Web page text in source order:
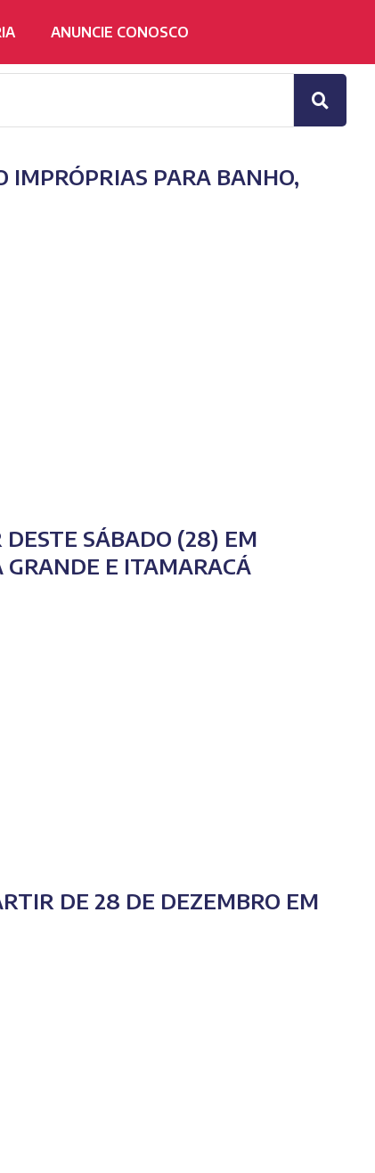
ANUNCIE CONOSCO
IMPRÓPRIAS PARA BANHO,
DESTE SÁBADO (28) EM
GRANDE E ITAMARACÁ
DE 28 DE DEZEMBRO EM